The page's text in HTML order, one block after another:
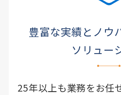
豊富な実績とノウ
ソリュー
25年以上も業務をお任